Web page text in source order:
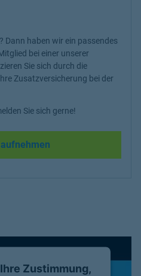
Dann haben wir ein passendes
bei einer unserer
Sie sich durch die
Zusatzversicherung bei der
Sie sich gerne!
Zustimmung,